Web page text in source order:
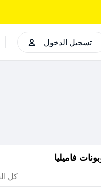
تسجيل الدخول
فاميليا
كل